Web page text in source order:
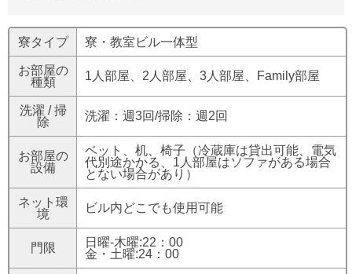
寮タイプ 寮・教室ビル一体型
お部屋の
種類
1人部屋、2人部屋、3人部屋、Family部屋
洗濯 / 掃
除
洗濯：週3回/掃除：週2回
お部屋の
設備
ベット、机、椅子（冷蔵庫は貸出可能、電気
代別途かかる、1人部屋はソファがある場合
とない場合があり）
ネット環
境
ビル内どこでも使用可能
門限
日曜-木曜:22：00
金・土曜:24：00